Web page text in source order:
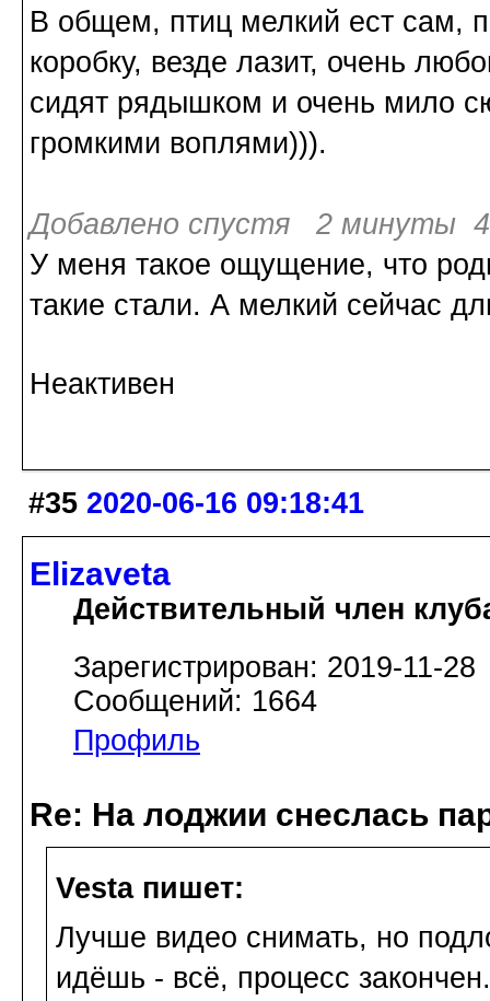
В общем, птиц мелкий ест сам,
коробку, везде лазит, очень
сидят рядышком и очень мило
громкими воплями))).
Добавлено спустя 2 минуты
У меня такое ощущение, что
такие стали. А мелкий сейчас
Неактивен
#35 2020-06-16 09:18:41
Elizaveta
Действительный член
Зарегистрирован: 2019-11-28
Сообщений: 1664
Профиль
Re: На лоджии снеслась
Vesta пишет:
Лучше видео снимать, но
идёшь - всё, процесс